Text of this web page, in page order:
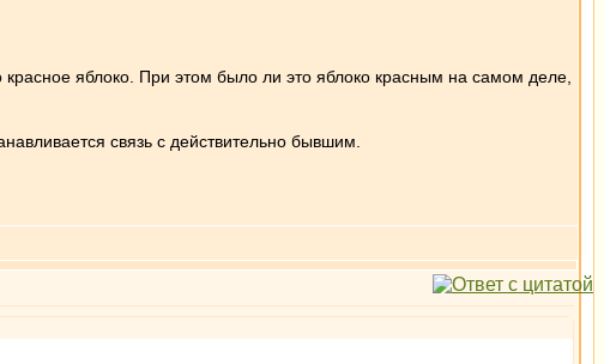
красное яблоко. При этом было ли это яблоко красным на самом деле,
связь с действительно бывшим.